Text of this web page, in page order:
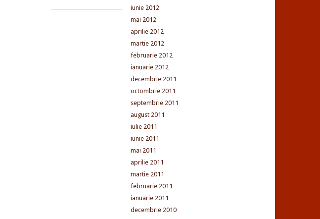
iunie 2012
mai 2012
aprilie 2012
martie 2012
februarie 2012
ianuarie 2012
decembrie 2011
octombrie 2011
septembrie 2011
august 2011
iulie 2011
iunie 2011
mai 2011
aprilie 2011
martie 2011
februarie 2011
ianuarie 2011
decembrie 2010